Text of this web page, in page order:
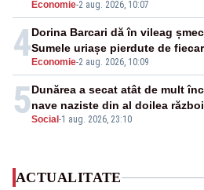
Economie-2 aug. 2026, 10:07
4 Economie-2 aug. 2026, 10:09
Dorina Barcari dă în vileag
Sumele uriașe pierdute de
5Social -1 aug. 2026, 23:10
Dunărea a secat atât de mult
nave naziste din al doilea
ACTUALITATE